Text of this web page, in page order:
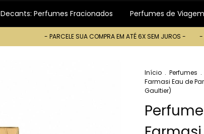
Decants: Perfumes Fracionados Perfumes de Viagem
- PARCELE SUA COMPRA EM ATÉ 6X SEM JUROS - - PARCELE
Início . Perfumes .
Farmasi Eau de
Gaultier)